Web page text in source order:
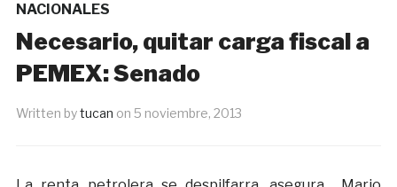
NACIONALES
Necesario, quitar carga fiscal a
PEMEX: Senado
Written bytucan on 5 noviembre, 2013